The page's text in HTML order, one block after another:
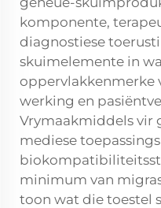
komponente,
diagnostiese
skuimelemente in
oppervlakkenmerke
werking en
Vrymaakmiddels vir
mediese
minimum van
toon wat die toestel